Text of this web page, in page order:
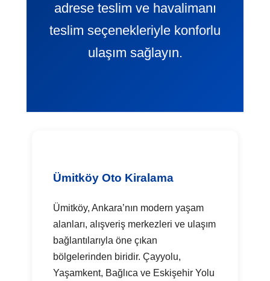
adrese teslim ve havalimanı
teslim seçenekleriyle konforlu
ulaşım sağlayın.
Ümitköy Oto Kiralama
Ümitköy, Ankara’nın modern yaşam
alanları, alışveriş merkezleri ve ulaşım
bağlantılarıyla öne çıkan
bölgelerinden biridir. Çayyolu,
Yaşamkent, Bağlıca ve Eskişehir Yolu